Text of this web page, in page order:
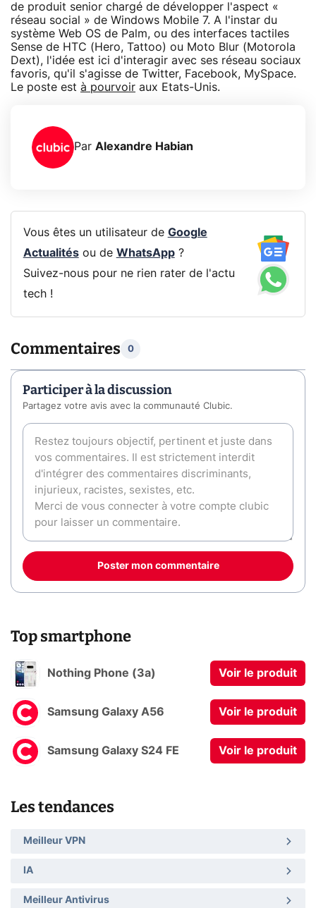
de produit senior chargé de développer l'aspect «
réseau social » de Windows Mobile 7. A l'instar du
système Web OS de Palm, ou des interfaces tactiles
Sense de HTC (Hero, Tattoo) ou Moto Blur (Motorola
Dext), l'idée est ici d'interagir avec ses réseau sociaux
favoris, qu'il s'agisse de Twitter, Facebook, MySpace.
Le poste est à pourvoir aux Etats-Unis.
Par Alexandre Habian
Vous êtes un utilisateur de Google
Actualitésou de WhatsApp?
Suivez-nous pour ne rien rater de l'actu
tech !
Commentaires 0
Participer à la discussion
Partagez votre avis avec la communauté Clubic.
Poster mon commentaire
Top smartphone
Nothing Phone (3a) Voir le produit
Samsung Galaxy A56 Voir le produit
Samsung Galaxy S24 FE Voir le produit
Les tendances
Meilleur VPN
IA
Meilleur Antivirus